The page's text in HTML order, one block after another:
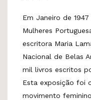
Em Janeiro de
Mulheres
escritora Maria
Nacional de Belas
mil livros escritos
Esta exposição foi
movimento